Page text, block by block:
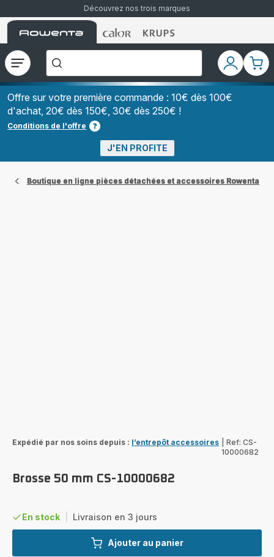
Découvrez nos trois marques
Accueil
Rowenta
Accueil
Rowenta
Accueil
Rowenta
Ouvrir
le
menu
recherchez-
vous
?","Aspirateurs
à
Grains","Centrales
Vapeurs","Sèche
Cheveux"]
Mon
compte
Mon
Offre sur votre première commande : 10€ dès 100€
d'achat, 20€ dès 150€, 30€ dès 250€ !
Conditions de l'offre
J'EN PROFITE
Boutique en ligne pièces détachées et accessoires Rowenta
Expédié par nos soins depuis : l’entrepôt accessoires
Ref: CS-
10000682
Brosse 50 mm CS-10000682
En stock Livraison en 3 jours
Ajouter au panier